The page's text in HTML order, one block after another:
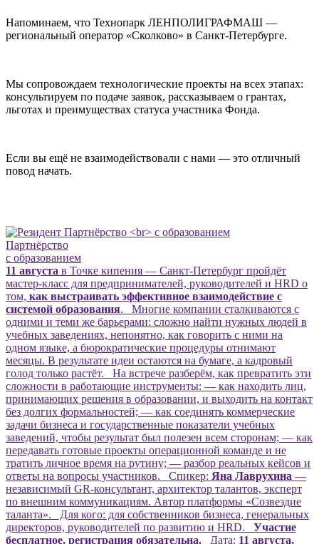
Напоминаем, что Технопарк ЛЕНПОЛИГРАФМАШ —
региональный оператор «Сколково» в Санкт-Петербурге.
Мы сопровождаем технологические проекты на всех этапах:
консультируем по подаче заявок, рассказываем о грантах,
льготах и преимуществах статуса участника Фонда.
Если вы ещё не взаимодействовали с нами — это отличный
повод начать.
Партнёрство
с образованием
11 августа в Точке кипения — Санкт-Петербург пройдёт
мастер-класс для предпринимателей, руководителей и HRD о
том, как выстраивать эффективное взаимодействие с
системой образования. Многие компании сталкиваются с
одними и теми же барьерами: сложно найти нужных людей в
учебных заведениях, непонятно, как говорить с ними на
одном языке, а бюрократические процедуры отнимают
месяцы. В результате идеи остаются на бумаге, а кадровый
голод только растёт. На встрече разберём, как превратить эти
сложности в работающие инструменты: — как находить лиц,
принимающих решения в образовании, и выходить на контакт
без долгих формальностей; — как соединять коммерческие
задачи бизнеса и государственные показатели учебных
заведений, чтобы результат был полезен всем сторонам; — как
передавать готовые проекты операционной команде и не
тратить личное время на рутину; — разбор реальных кейсов и
ответы на вопросы участников. Спикер: Яна Лаврухина —
независимый GR-консультант, архитектор талантов, эксперт
по внешним коммуникациям. Автор платформы «Созвездие
таланта». Для кого: для собственников бизнеса, генеральных
директоров, руководителей по развитию и HRD. Участие
бесплатное, регистрация обязательна. Дата: 11 августа,